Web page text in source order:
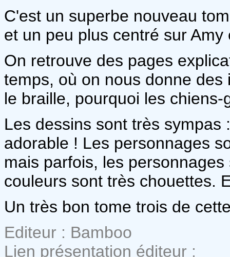
C'est un superbe nouveau
et un peu plus centré sur
On retrouve des pages
temps, où on nous donne
le braille, pourquoi les
Les dessins sont très
adorable ! Les personnages
mais parfois, les
couleurs sont très chouettes.
Un très bon tome trois de
Editeur : Bamboo
Lien présentation éditeur :